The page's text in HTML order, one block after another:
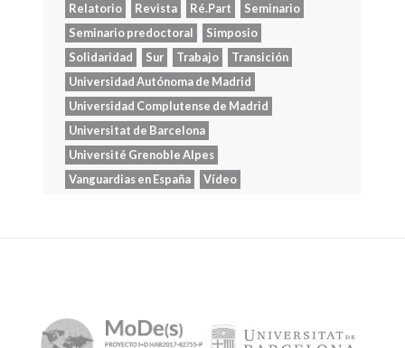
Relatorio
Revista Ré.Part
Seminario
Seminario predoctoral
Simposio
Solidaridad
Sur Trabajo
Transición
Universidad Autónoma de Madrid
Universidad Complutense de Madrid
Universitat de Barcelona
Université Grenoble Alpes
Vanguardias en España
Vídeo